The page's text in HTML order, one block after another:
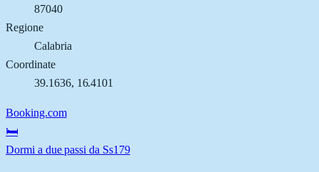
87040
Regione
Calabria
Coordinate
39.1636, 16.4101
Booking.com
🛏️
Dormi a due passi da Ss179